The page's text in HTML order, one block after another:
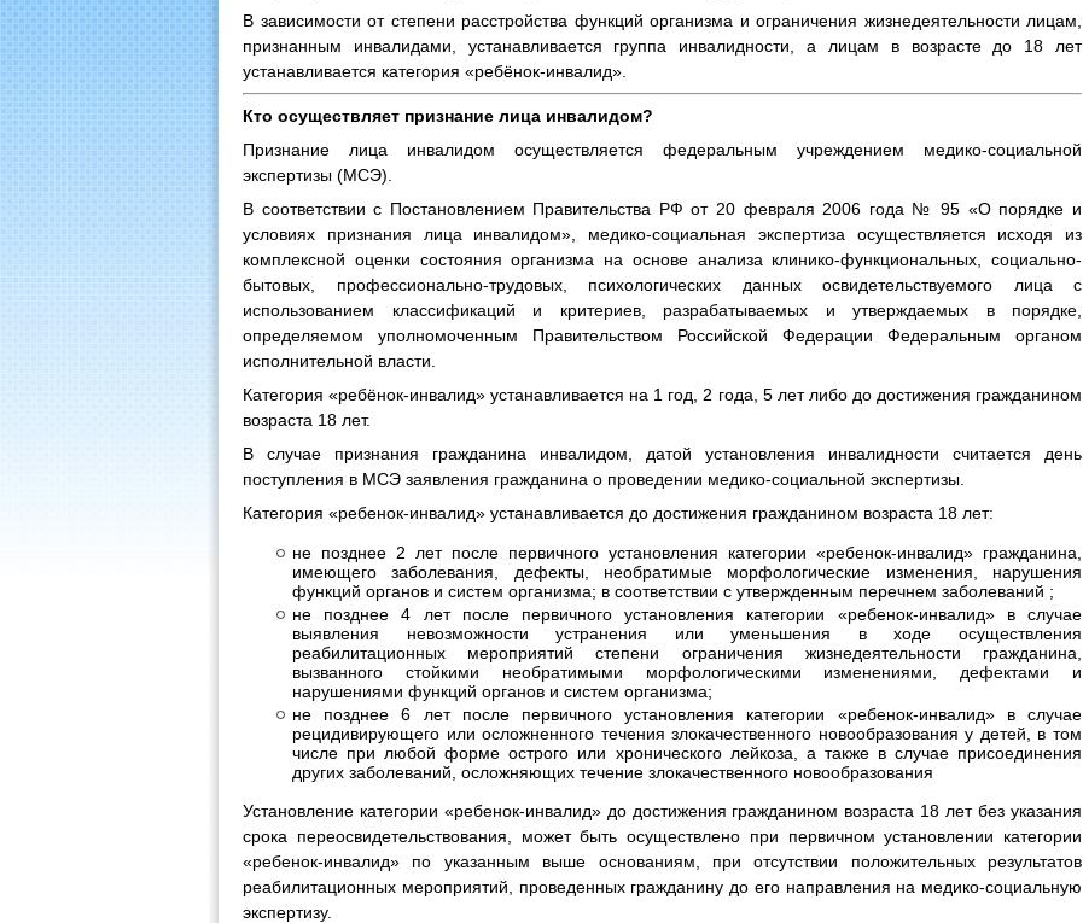
В зависимости от степени расстройства функций организма и ограничения жизнедеятельности лицам,
признанным инвалидами, устанавливается группа инвалидности, а лицам в возрасте до 18 лет
устанавливается категория «ребёнок-инвалид».
Кто осуществляет признание лица инвалидом?
Признание лица инвалидом осуществляется федеральным учреждением медико-социальной
экспертизы (МСЭ).
В соответствии с Постановлением Правительства РФ от 20 февраля 2006 года № 95 «О порядке и
условиях признания лица инвалидом», медико-социальная экспертиза осуществляется исходя из
комплексной оценки состояния организма на основе анализа клинико-функциональных, социально-
бытовых, профессионально-трудовых, психологических данных освидетельствуемого лица с
использованием классификаций и критериев, разрабатываемых и утверждаемых в порядке,
определяемом уполномоченным Правительством Российской Федерации Федеральным органом
исполнительной власти.
Категория «ребёнок-инвалид» устанавливается на 1 год, 2 года, 5 лет либо до достижения гражданином
возраста 18 лет.
В случае признания гражданина инвалидом, датой установления инвалидности считается день
поступления в МСЭ заявления гражданина о проведении медико-социальной экспертизы.
Категория «ребенок-инвалид» устанавливается до достижения гражданином возраста 18 лет:
не позднее 2 лет после первичного установления категории «ребенок-инвалид» гражданина,
имеющего заболевания, дефекты, необратимые морфологические изменения, нарушения
функций органов и систем организма; в соответствии с утвержденным перечнем заболеваний ;
не позднее 4 лет после первичного установления категории «ребенок-инвалид» в случае
выявления невозможности устранения или уменьшения в ходе осуществления
реабилитационных мероприятий степени ограничения жизнедеятельности гражданина,
вызванного стойкими необратимыми морфологическими изменениями, дефектами и
нарушениями функций органов и систем организма;
не позднее 6 лет после первичного установления категории «ребенок-инвалид» в случае
рецидивирующего или осложненного течения злокачественного новообразования у детей, в том
числе при любой форме острого или хронического лейкоза, а также в случае присоединения
других заболеваний, осложняющих течение злокачественного новообразования
Установление категории «ребенок-инвалид» до достижения гражданином возраста 18 лет без указания
срока переосвидетельствования, может быть осуществлено при первичном установлении категории
«ребенок-инвалид» по указанным выше основаниям, при отсутствии положительных результатов
реабилитационных мероприятий, проведенных гражданину до его направления на медико-социальную
экспертизу.